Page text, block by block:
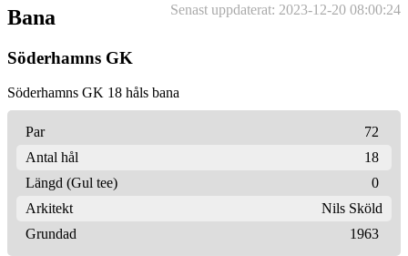
Senast uppdaterat: 2023-12-20 08:00:24
Bana
Söderhamns GK
Söderhamns GK 18 håls bana
Par
72
Antal hål
18
Längd (Gul tee)
0
Arkitekt
Nils Sköld
Grundad
1963